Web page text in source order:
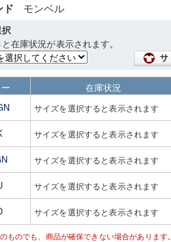
ド モンベル
在庫状況が表示されます。
在庫状況
サイズを選択すると表示されます
サイズを選択すると表示されます
サイズを選択すると表示されます
サイズを選択すると表示されます
サイズを選択すると表示されます
ものでも、商品が確保できない場合があります。